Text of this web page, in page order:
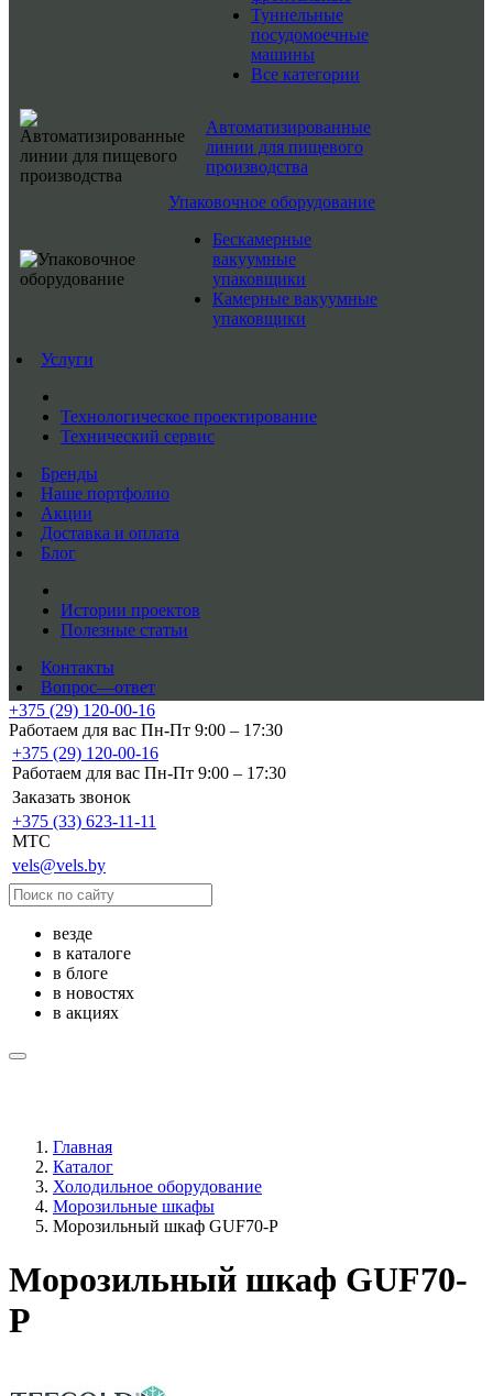
Туннельные
посудомоечные
машины
Все категории
Автоматизированные
линии для пищевого
производства
Упаковочное оборудование
Бескамерные
вакуумные
упаковщики
Камерные вакуумные
упаковщики
Услуги
Технологическое проектирование
Технический сервис
Бренды
Наше портфолио
Акции
Доставка и оплата
Блог
Истории проектов
Полезные статьи
Контакты
Вопрос—ответ
+375 (29) 120-00-16
Работаем для вас Пн-Пт 9:00 – 17:30
+375 (29) 120-00-16
Работаем для вас Пн-Пт 9:00 – 17:30
Заказать звонок
+375 (33) 623-11-11
MTC
vels@vels.by
везде
в каталоге
в блоге
в новостях
в акциях
Главная
Каталог
Холодильное оборудование
Морозильные шкафы
Морозильный шкаф GUF70-P
Морозильный шкаф GUF70-
P